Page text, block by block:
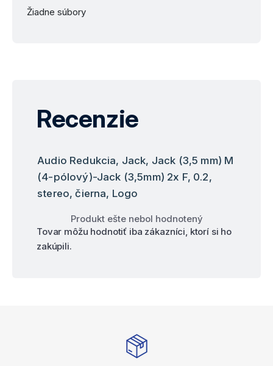
Žiadne súbory
Recenzie
Audio Redukcia, Jack, Jack (3,5 mm) M
(4-pólový)-Jack (3,5mm) 2x F, 0.2,
stereo, čierna, Logo
Produkt ešte nebol hodnotený
Tovar môžu hodnotiť iba zákazníci, ktorí si ho
zakúpili.